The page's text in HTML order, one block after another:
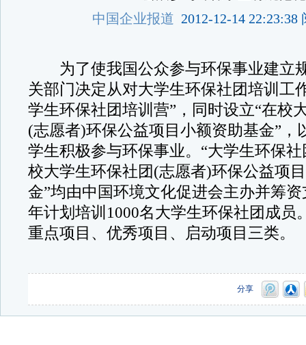
中国企业报道 2012-12-14 22:23:38
为了使我国公众参与环保事业建立
关部门决定从对大学生环保社团培训工
学生环保社团培训营”，同时设立“在校
(志愿者)环保公益项目小额资助基金”，
学生积极参与环保事业。“大学生环保社
校大学生环保社团(志愿者)环保公益项
金”均由中国环境文化促进会主办并筹
年计划培训1000名大学生环保社团成员
重点项目、优秀项目、启动项目三类。
分享